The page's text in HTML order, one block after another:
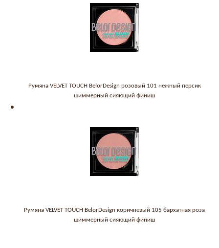
Румяна VELVET TOUCH BelorDesign розовый 101 нежный персик
шиммерный сияющий финиш
Румяна VELVET TOUCH BelorDesign коричневый 105 бархатная роза
шиммерный сияющий финиш